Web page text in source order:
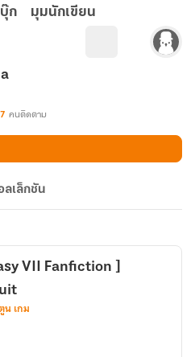
ก มุมนักเขียน
7 คนติดตาม
ลเล็กชัน
VII Fanfiction ]
เกม